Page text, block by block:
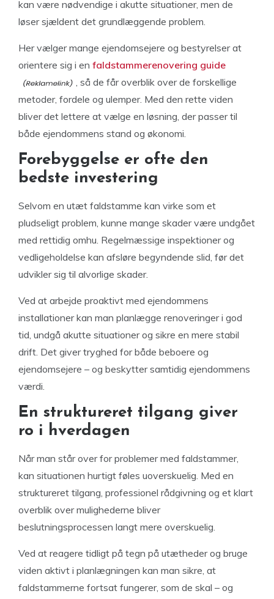
kan være nødvendige i akutte situationer, men de
løser sjældent det grundlæggende problem.
Her vælger mange ejendomsejere og bestyrelser at
orientere sig i en faldstammerenovering guide
, så de får overblik over de forskellige
metoder, fordele og ulemper. Med den rette viden
bliver det lettere at vælge en løsning, der passer til
både ejendommens stand og økonomi.
Forebyggelse er ofte den
bedste investering
Selvom en utæt faldstamme kan virke som et
pludseligt problem, kunne mange skader være undgået
med rettidig omhu. Regelmæssige inspektioner og
vedligeholdelse kan afsløre begyndende slid, før det
udvikler sig til alvorlige skader.
Ved at arbejde proaktivt med ejendommens
installationer kan man planlægge renoveringer i god
tid, undgå akutte situationer og sikre en mere stabil
drift. Det giver tryghed for både beboere og
ejendomsejere – og beskytter samtidig ejendommens
værdi.
En struktureret tilgang giver
ro i hverdagen
Når man står over for problemer med faldstammer,
kan situationen hurtigt føles uoverskuelig. Med en
struktureret tilgang, professionel rådgivning og et klart
overblik over mulighederne bliver
beslutningsprocessen langt mere overskuelig.
Ved at reagere tidligt på tegn på utætheder og bruge
viden aktivt i planlægningen kan man sikre, at
faldstammerne fortsat fungerer, som de skal – og